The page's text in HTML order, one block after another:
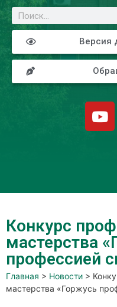
Версия
Конкурс
мастерства
профессией
Главная > Новости >
мастерства «Горжусь